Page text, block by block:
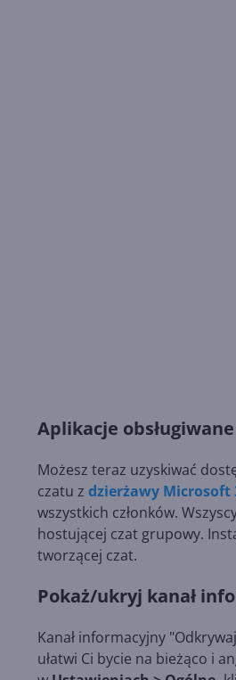
Aplikacje
Możesz teraz uzyskiwać
czatu z dzierżawy Microsoft
wszystkich członków.
hostującej czat grupowy.
tworzącej czat.
Pokaż/ukryj kanał
Kanał informacyjny
ułatwi Ci bycie na bieżąco i